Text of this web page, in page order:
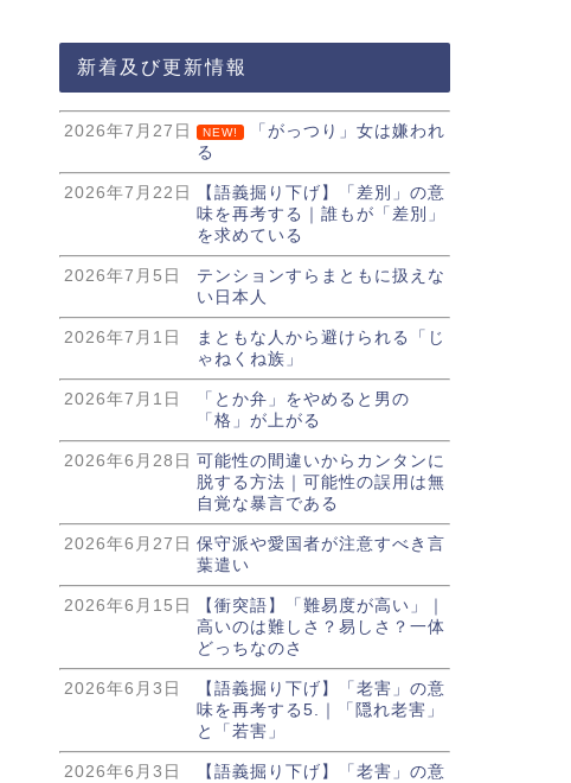
新着及び更新情報
2026年7月27日 NEW!
「がっつり」女は嫌われ
る
2026年7月22日
【語義掘り下げ】「差別」の意
味を再考する｜誰もが「差別」
を求めている
2026年7月5日
テンションすらまともに扱えな
い日本人
2026年7月1日
まともな人から避けられる「じ
ゃねくね族」
2026年7月1日
「とか弁」をやめると男の
「格」が上がる
2026年6月28日 可能性の間違いからカンタンに
脱する方法｜可能性の誤用は無
自覚な暴言である
2026年6月27日 保守派や愛国者が注意すべき言
葉遣い
2026年6月15日
【衝突語】「難易度が高い」｜
高いのは難しさ？易しさ？一体
どっちなのさ
2026年6月3日
【語義掘り下げ】「老害」の意
味を再考する5.｜「隠れ老害」
と「若害」
2026年6月3日
【語義掘り下げ】「老害」の意